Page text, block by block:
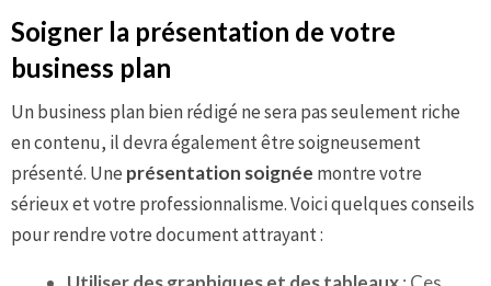
Soigner la présentation de votre
business plan
Un business plan bien rédigé ne sera pas seulement riche
en contenu, il devra également être soigneusement
présenté. Une présentation soignée montre votre
sérieux et votre professionnalisme. Voici quelques conseils
pour rendre votre document attrayant :